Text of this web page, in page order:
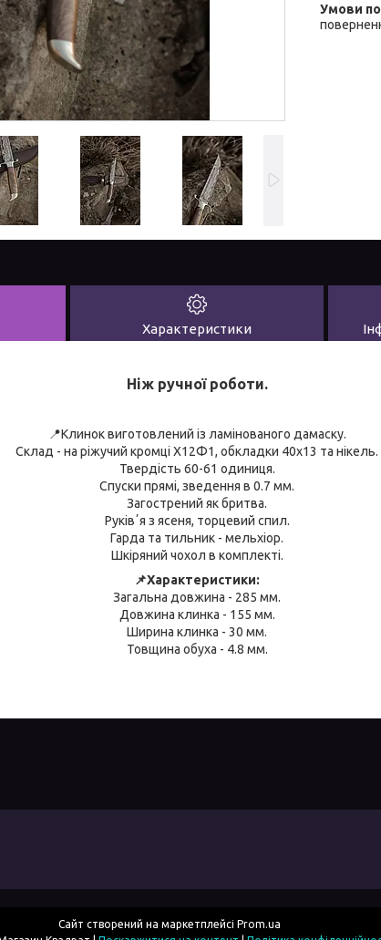
Характеристики
Ніж ручної роботи.
📍Клинок виготовлений із ламінованого дамаску.
Склад - на ріжучий кромці Х12Ф1, обкладки 40х13 та нікель.
Твердість 60-61 одиниця.
Спуски прямі, зведення в 0.7 мм.
Загострений як бритва.
Руківʼя з ясеня, торцевий спил.
Гарда та тильник - мельхіор.
Шкіряний чохол в комплекті.
📌Характеристики:
Загальна довжина - 285 мм.
Довжина клинка - 155 мм.
Ширина клинка - 30 мм.
Товщина обуха - 4.8 мм.
Сайт створений на маркетплейсі Prom.ua